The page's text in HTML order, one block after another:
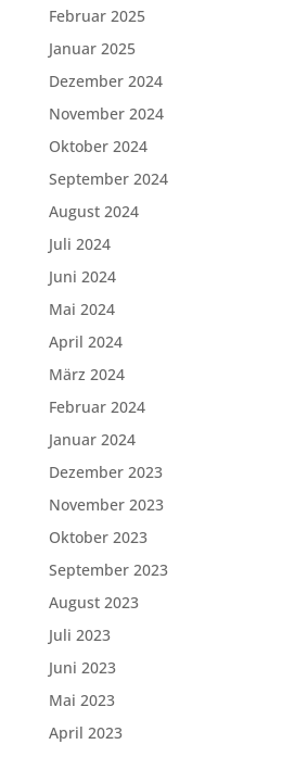
Februar 2025
Januar 2025
Dezember 2024
November 2024
Oktober 2024
September 2024
August 2024
Juli 2024
Juni 2024
Mai 2024
April 2024
März 2024
Februar 2024
Januar 2024
Dezember 2023
November 2023
Oktober 2023
September 2023
August 2023
Juli 2023
Juni 2023
Mai 2023
April 2023